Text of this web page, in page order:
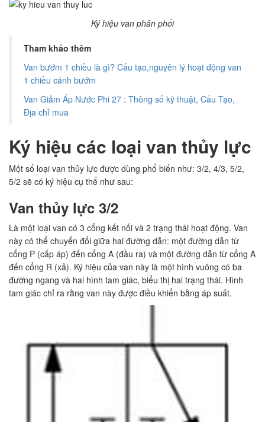
Ký hiệu van phân phối
Tham khảo thêm
Van bướm 1 chiều là gì? Cấu tạo,nguyên lý hoạt động van
1 chiều cánh bướm
Van Giảm Áp Nước Phi 27 : Thông số kỹ thuật, Cấu Tạo,
Địa chỉ mua
Ký hiệu các loại van thủy lực
Một số loại van thủy lực được dùng phổ biến như: 3/2, 4/3, 5/2,
5/2 sẽ có ký hiệu cụ thể như sau:
Van thủy lực 3/2
Là một loại van có 3 cổng kết nối và 2 trạng thái hoạt động. Van
này có thể chuyển đổi giữa hai đường dẫn: một đường dẫn từ
cổng P (cấp áp) đến cổng A (đầu ra) và một đường dẫn từ cổng A
đến cổng R (xả). Ký hiệu của van này là một hình vuông có ba
đường ngang và hai hình tam giác, biểu thị hai trạng thái. Hình
tam giác chỉ ra rằng van này được điều khiển bằng áp suất.